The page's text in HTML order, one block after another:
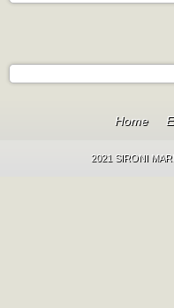
Home
2021 SIRONI